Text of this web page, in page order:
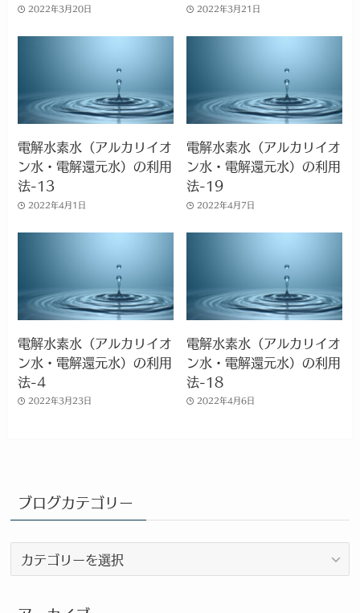
2022年3月20日 2022年3月21日
電解水素水（アルカリイオ
ン水・電解還元水）の利用
法-13
2022年4月1日
電解水素水（アルカリイオ
ン水・電解還元水）の利用
法-19
2022年4月7日
電解水素水（アルカリイオ
ン水・電解還元水）の利用
法-4
2022年3月23日
電解水素水（アルカリイオ
ン水・電解還元水）の利用
法-18
2022年4月6日
ブログカテゴリー
ロ